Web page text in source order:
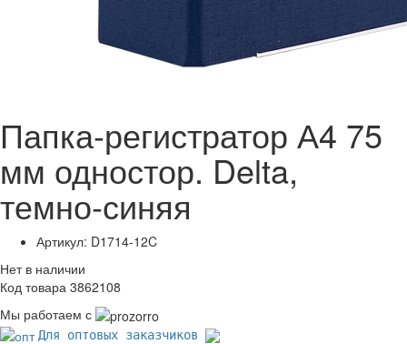
Папка-регистратор А4 75
мм одностор. Delta,
темно-синяя
Артикул: D1714-12C
Нет в наличии
Код товара 3862108
Мы работаем с
Для оптовых заказчиков